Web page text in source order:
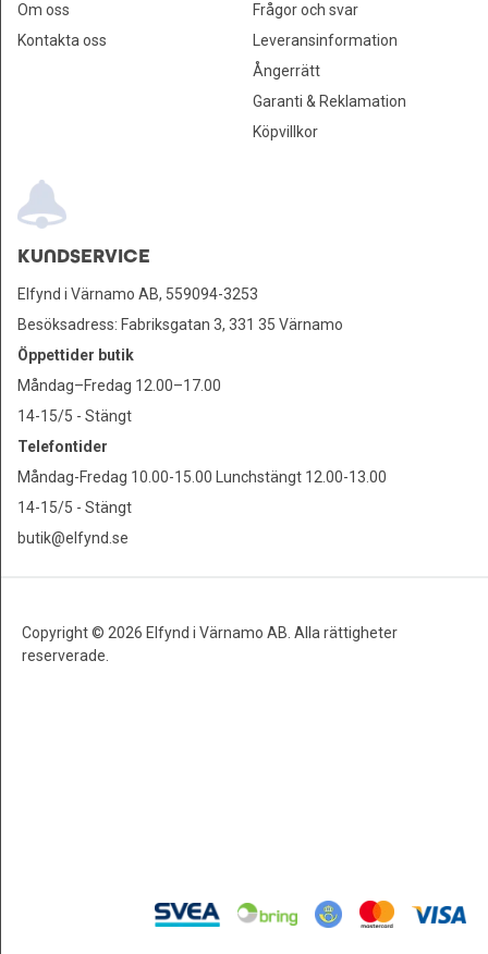
Om oss
Kontakta oss
Frågor och svar
Leveransinformation
Ångerrätt
Garanti & Reklamation
Köpvillkor
KUNDSERVICE
Elfynd i Värnamo AB, 559094-3253
Besöksadress: Fabriksgatan 3, 331 35 Värnamo
Öppettider butik
Måndag–Fredag 12.00–17.00
14-15/5 - Stängt
Telefontider
Måndag-Fredag 10.00-15.00 Lunchstängt 12.00-13.00
14-15/5 - Stängt
butik@elfynd.se
Copyright © 2026 Elfynd i Värnamo AB. Alla rättigheter
reserverade.